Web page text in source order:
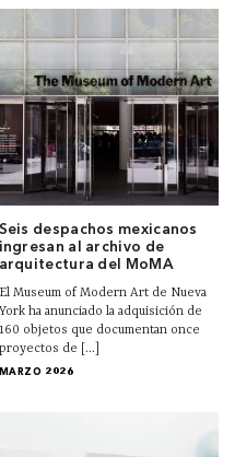
Seis despachos mexicanos
ingresan al archivo de
arquitectura del MoMA
El Museum of Modern Art de Nueva
York ha anunciado la adquisición de
160 objetos que documentan once
proyectos de [...]
MARZO 2026